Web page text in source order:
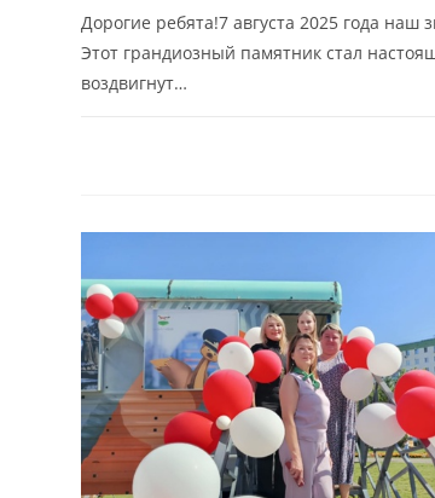
Дорогие ребята!7 августа 2025 года
Этот грандиозный памятник стал
воздвигнут…